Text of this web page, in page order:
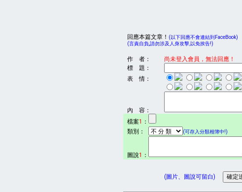
回應本篇文章！ (以下回應不會連結到FaceBook)
(言責自負,請勿涉及人身攻擊,以免挨告!)
作 者：
尚未登入會員，無法回應！
標 題：
表 情：
內 容：
檔案1 ：
類別：
(可存入分類相簿中!)
圖說1 ：
(圖片、圖說可留白)